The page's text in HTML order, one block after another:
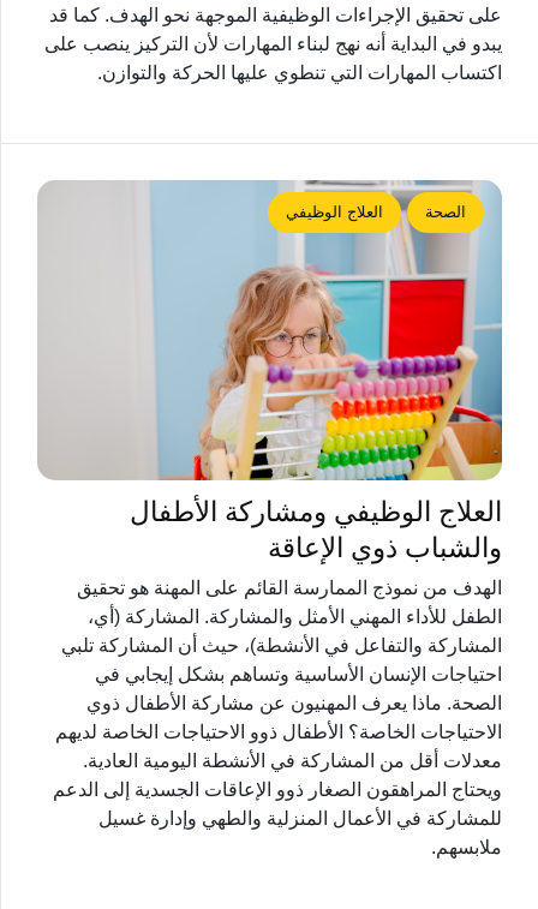
على تحقيق الإجراءات الوظيفية الموجهة نحو الهدف. كما قد
يبدو في البداية أنه نهج لبناء المهارات لأن التركيز ينصب على
اكتساب المهارات التي تنطوي عليها الحركة والتوازن.
الصحة العلاج الوظيفي
العلاج الوظيفي ومشاركة الأطفال
والشباب ذوي الإعاقة
الهدف من نموذج الممارسة القائم على المهنة هو تحقيق
الطفل للأداء المهني الأمثل والمشاركة. المشاركة (أي،
المشاركة والتفاعل في الأنشطة)، حيث أن المشاركة تلبي
احتياجات الإنسان الأساسية وتساهم بشكل إيجابي في
الصحة. ماذا يعرف المهنيون عن مشاركة الأطفال ذوي
الاحتياجات الخاصة؟ الأطفال ذوو الاحتياجات الخاصة لديهم
معدلات أقل من المشاركة في الأنشطة اليومية العادية.
ويحتاج المراهقون الصغار ذوو الإعاقات الجسدية إلى الدعم
للمشاركة في الأعمال المنزلية والطهي وإدارة غسيل
ملابسهم.